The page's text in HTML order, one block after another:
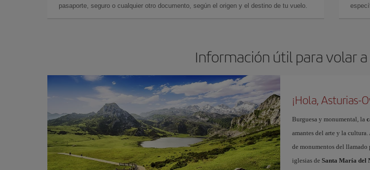
pasaporte, seguro o cualquier otro documento, según el origen y el destino de tu vuelo.
Información útil para volar
¡Hola, Asturias-
Burguesa y monumental, la
amantes del arte y la
de monumentos del llamado
iglesias de Santa María del